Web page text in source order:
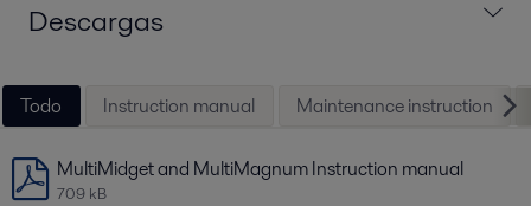
Descargas
Todo Instruction manual Maintenance instruction
MultiMidget and MultiMagnum Instruction manual
709 kB